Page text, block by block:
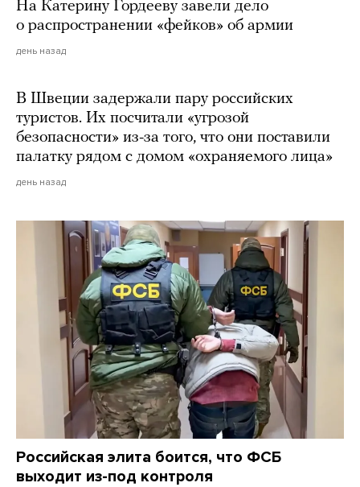
На Катерину Гордееву завели дело
о распространении «фейков» об армии
день назад
В Швеции задержали пару российских
туристов. Их посчитали «угрозой
безопасности» из-за того, что они поставили
палатку рядом с домом «охраняемого лица»
день назад
Российская элита боится, что ФСБ
выходит из-под контроля